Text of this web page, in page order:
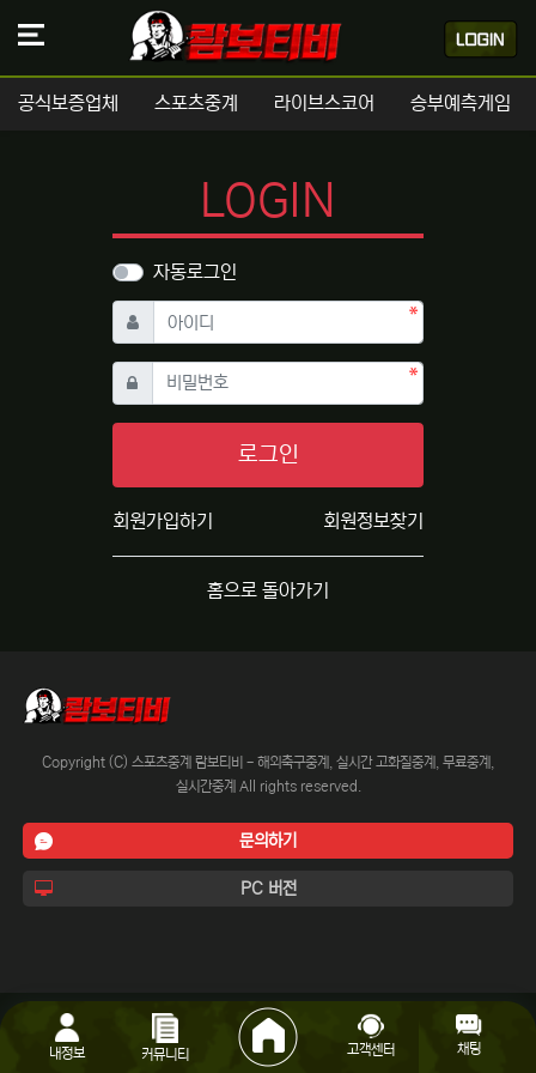
공식보증업체 스포츠중계 라이브스코어 승부예측게임
LOGIN
자동로그인
아이디 필수
비밀번호필수
로그인
회원가입하기 회원정보찾기
홈으로 돌아가기
Copyright (C) 스포츠중계 람보티비 - 해외축구중계, 실시간 고화질중계, 무료중계,
실시간중계 All rights reserved.
문의하기
PC 버전
내정보 커뮤니티 고객센터 채팅